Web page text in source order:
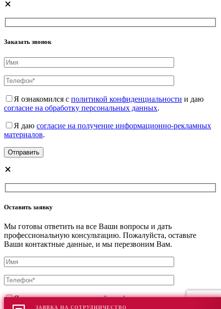
Заказать звонок
Я ознакомился с политикой конфиденциальности и даю
согласие на обработку персональных данных.
Я даю согласие на получение информационно-рекламных
материалов.
Оставить заявку
Мы готовы ответить на все Ваши вопросы и дать
профессиональную консультацию. Пожалуйста, оставьте
Ваши контактные данные, и мы перезвоним Вам.
Я ознакомился сполитикой конфиденциальностии даю
ЗАЯВКА НА СОТРУДНИЧЕСТВО